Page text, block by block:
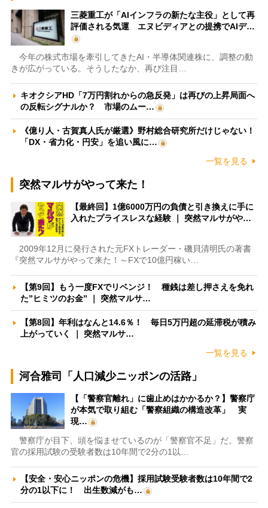
三菱重工が「AIインフラの新たな主役」として再
評価される気運 エヌビディアとの提携でAIデ…
今年の株式市場を牽引してきたAI・半導体関連株に、調整の動
きが広がっている。そうしたなか、再び注目…
キオクシアHD「7万円割れからの急反発」は再びの上昇局面へ
の反転シグナルか？ 市場のムー…
《億り人・古賀真人氏が厳選》野村総合研究所だけじゃない！
「DX・省力化・円安」を追い風に…
一覧を見る
突然マルサがやって来た！
【最終回】1億6000万円の負債と引き換えに手に
入れたプライスレスな経験 ｜ 突然マルサがや…
2009年12月に発行された元FXトレーダー・磯貝清明氏の著書
『突然マルサがやって来た！～FXで10億円稼い…
【第9回】もう一度FXでリベンジ！ 種銭は差し押さえを免れ
た”ヒミツのお金” ｜ 突然マルサ…
【第8回】年利はなんと14.6％！ 毎日5万円超の延滞税が積み
上がっていく ｜ 突然マルサ…
一覧を見る
河合雅司「人口減少ニッポンの活路」
【「警察官離れ」に歯止めはかかるか？】警察庁
が本気で取り組む「警察組織の構造改革」 実
現…
警察庁が目下、頭を悩ませているのが「警察官不足」だ。警察
官の採用試験の受験者数は10年間で2分の1以…
【安全・安心ニッポンの危機】採用試験受験者数は10年間で2
分の1以下に！ 出生数減がも…